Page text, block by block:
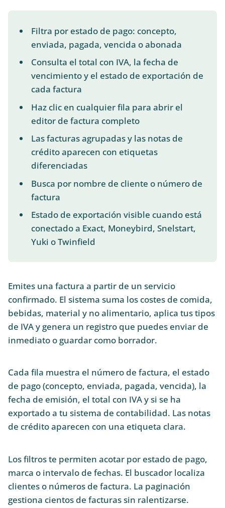
Filtra por estado de pago: concepto,
enviada, pagada, vencida o abonada
Consulta el total con IVA, la fecha de
vencimiento y el estado de exportación de
cada factura
Haz clic en cualquier fila para abrir el
editor de factura completo
Las facturas agrupadas y las notas de
crédito aparecen con etiquetas
diferenciadas
Busca por nombre de cliente o número de
factura
Estado de exportación visible cuando está
conectado a Exact, Moneybird, Snelstart,
Yuki o Twinfield
Emites una factura a partir de un servicio
confirmado. El sistema suma los costes de comida,
bebidas, material y no alimentario, aplica tus tipos
de IVA y genera un registro que puedes enviar de
inmediato o guardar como borrador.
Cada fila muestra el número de factura, el estado
de pago (concepto, enviada, pagada, vencida), la
fecha de emisión, el total con IVA y si se ha
exportado a tu sistema de contabilidad. Las notas
de crédito aparecen con una etiqueta clara.
Los filtros te permiten acotar por estado de pago,
marca o intervalo de fechas. El buscador localiza
clientes o números de factura. La paginación
gestiona cientos de facturas sin ralentizarse.